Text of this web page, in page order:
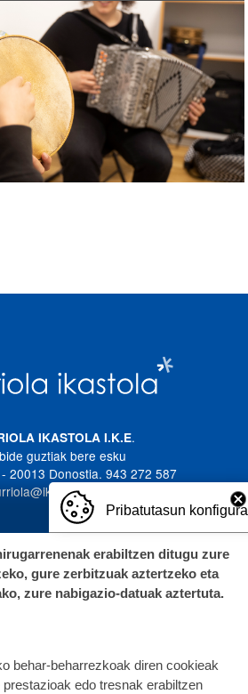
IKASTOLA I.K.E.
guztiak bere esku
20013 Donostia. 943 272 587
Pribatutasun
erabiltzen ditugu zure
gure zerbitzuak aztertzeko eta
zure nabigazio-datuak aztertuta.
behar-beharrezkoak diren cookieak
edo tresnak erabiltzen